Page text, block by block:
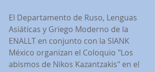
El Departamento de Ruso, Lenguas
Asiáticas y Griego Moderno de la
ENALLT en conjunto con la SIANK
México organizan el Coloquio "Los
abismos de Nikos Kazantzakis" en el